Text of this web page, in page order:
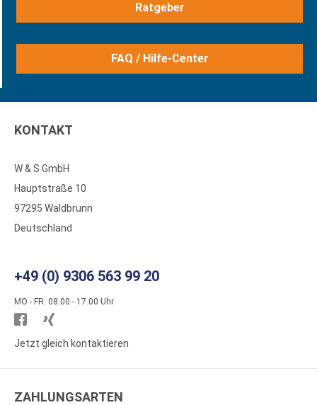
Ratgeber
FAQ / Hilfe-Center
KONTAKT
W & S GmbH
Hauptstraße 10
97295 Waldbrunn
Deutschland
+49 (0) 9306 563 99 20
MO - FR: 08.00 - 17.00 Uhr
Besuchen
Sie
auf
Sie
auf
Jetzt gleich kontaktieren
ZAHLUNGSARTEN